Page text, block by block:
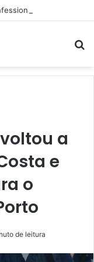
a
e
o
de leitura